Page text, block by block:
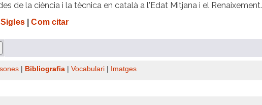
de la ciència i la tècnica en català a l'Edat Mitjana i el Renaixement.
Sigles| Com citar
Bibliografia Vocabulari Imatges